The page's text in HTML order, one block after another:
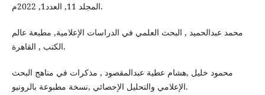
المجلد 11, العدد1, 2022م.
محمد عبدالحميد , البحث العلمي في الدراسات الإعلامية, مطبعة عالم
الكتب , القاهرة.
محمود خليل ,هشام عطية عبدالمقصود , مذكرات في مناهج البحث
الإعلامي والتحليل الإحصائي ,نسخة مطبوعة بالرونيو.